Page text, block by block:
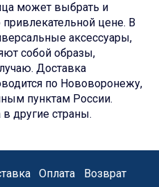
может выбрать и
цене. В
аксессуары,
собой образы,
Доставка
по Нововоронежу,
пунктам России.
другие страны.
Оплата Возврат